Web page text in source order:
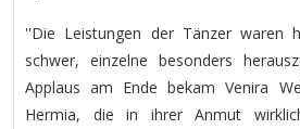
''Die Leistungen der Tänzer waren
schwer, einzelne besonders
Applaus am Ende bekam Venira
Hermia, die in ihrer Anmut